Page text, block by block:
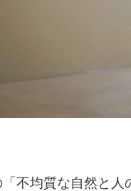
不均質な自然と